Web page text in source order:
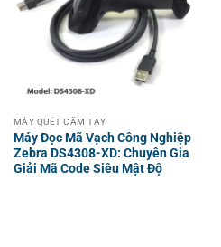
MÁY QUÉT CẦM TAY
Máy Đọc Mã Vạch Công Nghiệp
Zebra DS4308-XD: Chuyên Gia
Giải Mã Code Siêu Mật Độ